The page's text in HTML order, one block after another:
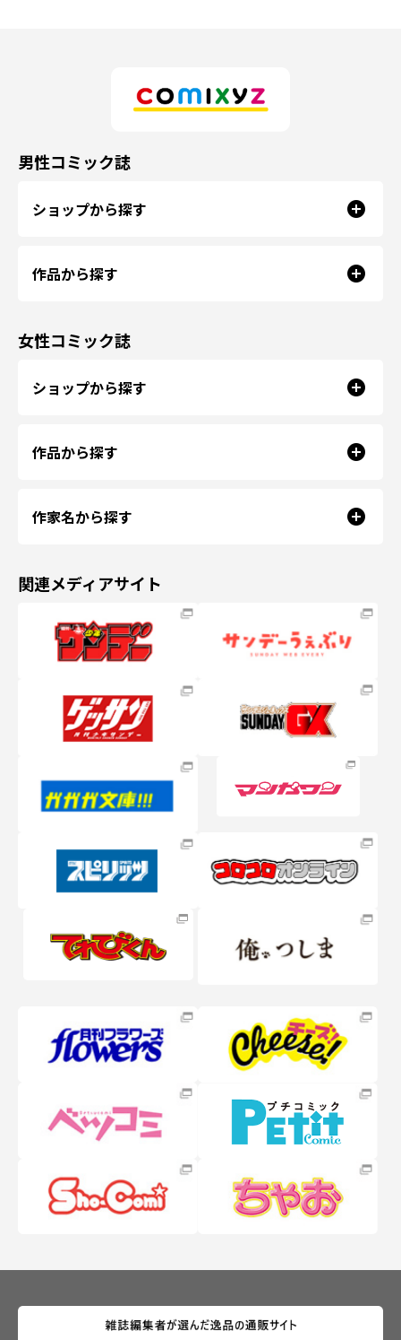
男性コミック誌
ショップから探す
作品から探す
女性コミック誌
ショップから探す
作品から探す
作家名から探す
関連メディアサイト